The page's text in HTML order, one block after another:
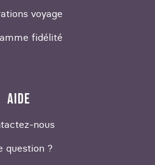
voyage
fidélité
AIDE
nous
question ?